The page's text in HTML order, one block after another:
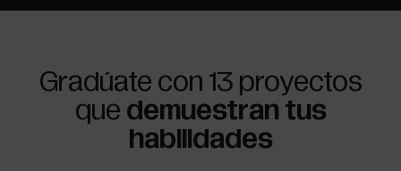
Gradúate con 13 proyectos
que demuestran tus
habilidades